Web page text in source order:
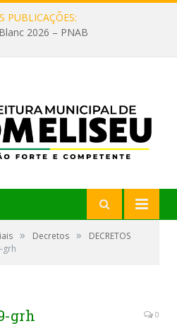
PUBLICAÇÕES:
2026 – PNAB
» Decretos »
DECRETOS
grh
grh 0